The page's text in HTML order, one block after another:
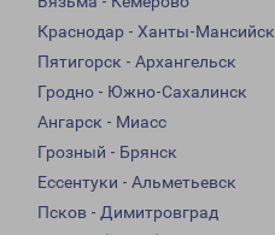
Краснодар - Ханты-Мансийск
Пятигорск - Архангельск
Гродно - Южно-Сахалинск
Ангарск - Миасс
Грозный - Брянск
Ессентуки - Альметьевск
Псков - Димитровград